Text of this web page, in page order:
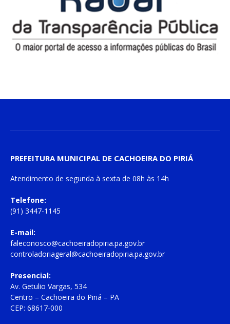
PREFEITURA MUNICIPAL DE CACHOEIRA DO PIRIÁ
Atendimento de segunda à sexta de 08h às 14h
Telefone:
(91) 3447-1145
E-mail:
faleconosco@cachoeiradopiria.pa.gov.br
controladoriageral@cachoeiradopiria.pa.gov.br
Presencial:
Av. Getulio Vargas, 534
Centro – Cachoeira do Piriá – PA
CEP: 68617-000